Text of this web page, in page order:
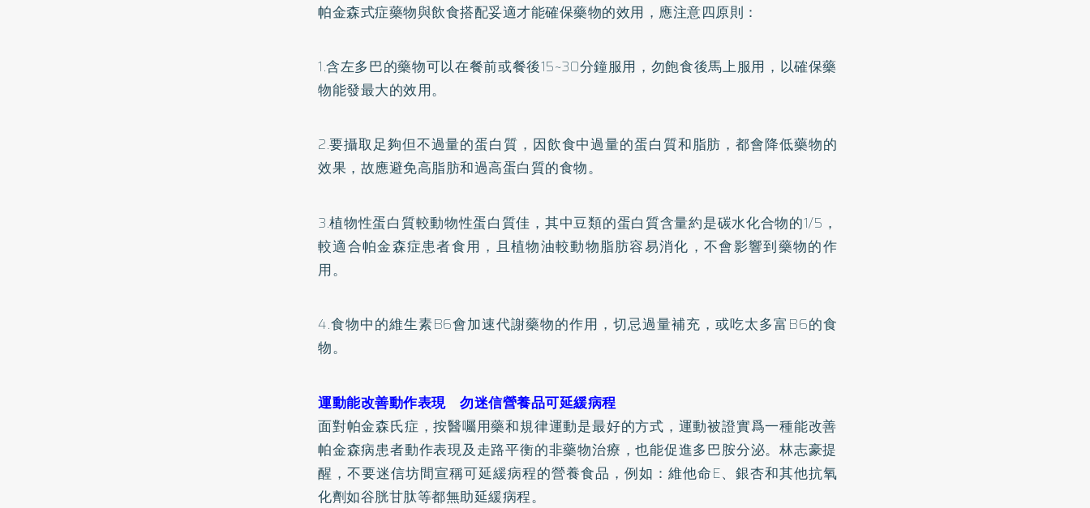
帕金森式症藥物與飲食搭配妥適才能確保藥物的效用，應注意四原則：
1.含左多巴的藥物可以在餐前或餐後15~30分鐘服用，勿飽食後馬上服用，以確保藥
物能發最大的效用。
2.要攝取足夠但不過量的蛋白質，因飲食中過量的蛋白質和脂肪，都會降低藥物的
效果，故應避免高脂肪和過高蛋白質的食物。
3.植物性蛋白質較動物性蛋白質佳，其中豆類的蛋白質含量約是碳水化合物的1/5，
較適合帕金森症患者食用，且植物油較動物脂肪容易消化，不會影響到藥物的作
用。
4.食物中的維生素B6會加速代謝藥物的作用，切忌過量補充，或吃太多富B6的食
物。
運動能改善動作表現 勿迷信營養品可延緩病程
面對帕金森氏症，按醫囑用藥和規律運動是最好的方式，運動被證實爲一種能改善
帕金森病患者動作表現及走路平衡的非藥物治療，也能促進多巴胺分泌。林志豪提
醒，不要迷信坊間宣稱可延緩病程的營養食品，例如：維他命E、 銀杏和其他抗氧
化劑如谷胱甘肽等都無助延緩病程。